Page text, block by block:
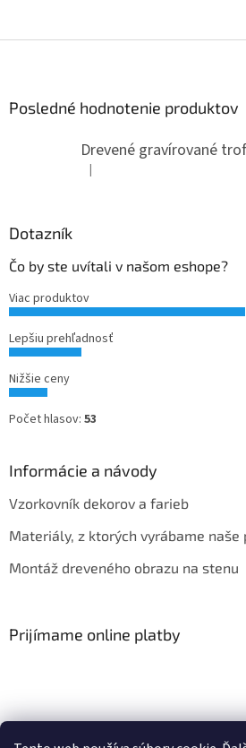
Posledné hodnotenie produktov
Hodnotenie produktu je 5 z 5
|
Dotazník
Čo by ste uvítali v našom eshope?
Viac produktov
Lepšiu prehľadnosť
Nižšie ceny
Počet hlasov: 53
Informácie a návody
Vzorkovník dekorov a farieb
Materiály, z ktorých vyrábame naše
Montáž dreveného obrazu na stenu
Prijímame online platby